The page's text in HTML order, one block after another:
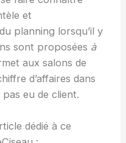
et
du planning lorsqu’il y
sont proposées à
aux salons de
d’affaires dans
eu de client.
dédié à ce